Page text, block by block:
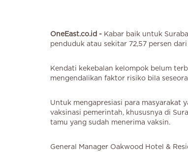
OneEast.co.id - Kabar baik untuk
penduduk atau sekitar 72,57 persen
Kendati kekebalan kelompok belum
mengendalikan faktor risiko bila
Untuk mengapresiasi para masyarakat
vaksinasi pemerintah, khususnya di
tamu yang sudah menerima vaksin.
General Manager Oakwood Hotel &